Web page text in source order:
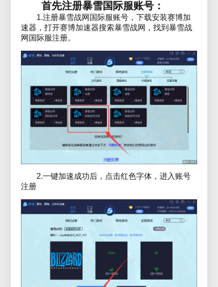
首先注册暴雪国际服账号：
1.注册暴雪战网国际服账号，下载安装赛博加
速器，打开赛博加速器搜索暴雪战网，找到暴雪战
网国际服注册。
2.一键加速成功后，点击红色字体，进入账号
注册